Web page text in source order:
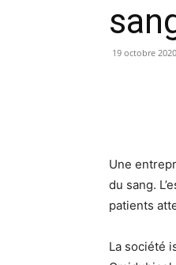
19 octobre 2020
Une
du sang.
patients
La société